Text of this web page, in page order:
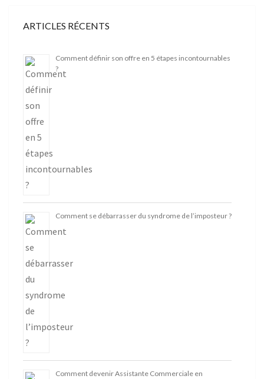
ARTICLES RÉCENTS
Comment définir son offre en 5 étapes incontournables
?
Comment se débarrasser du syndrome de l’imposteur ?
Comment devenir Assistante Commerciale en